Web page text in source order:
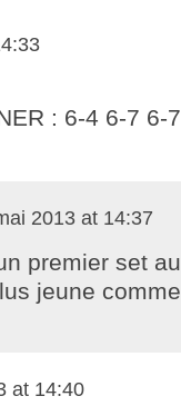
: 6-4 6-7 6-
2013 at 14:37
premier set
jeune
at 14:40